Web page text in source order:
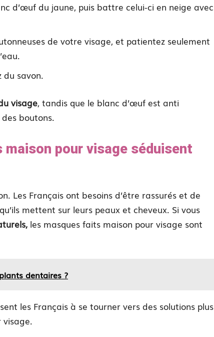
d’œuf du jaune, puis battre celui-ci en neige avec
de votre visage, et patientez seulement
du savon.
visage, tandis que le blanc d’œuf est anti
boutons.
pour visage séduisent
Les Français ont besoins d’être rassurés et de
mettent sur leurs peaux et cheveux. Si vous
les masques faits maison pour visage sont
dentaires ?
les Français à se tourner vers des solutions plus